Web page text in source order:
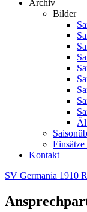
Archiv
Bilder
Kontakt
SV Germania 1910